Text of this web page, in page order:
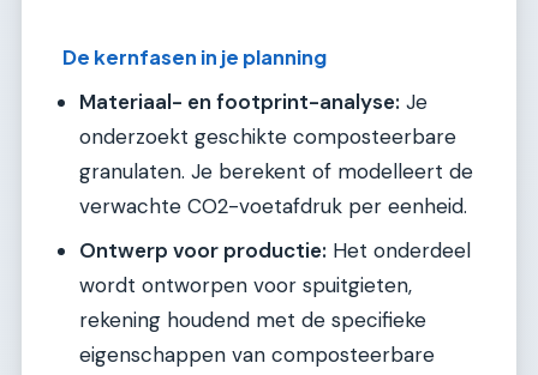
De kernfasen in je planning
Materiaal- en footprint-analyse: Je
onderzoekt geschikte composteerbare
granulaten. Je berekent of modelleert de
verwachte CO2-voetafdruk per eenheid.
Ontwerp voor productie: Het onderdeel
wordt ontworpen voor spuitgieten,
rekening houdend met de specifieke
eigenschappen van composteerbare